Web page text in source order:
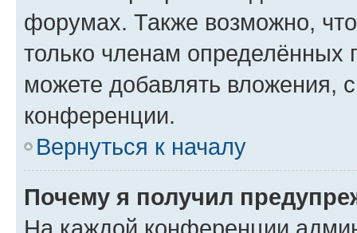
форумах. Также возможно,
только членам определённых
можете добавлять вложения,
конференции.
Вернуться к началу
Почему я получил
На каждой конференции